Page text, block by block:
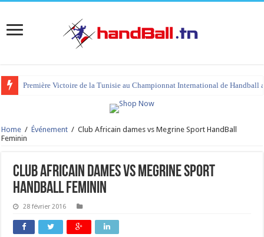
Première Victoire de la Tunisie au Championnat International de Handball
Home / Événement / Club Africain dames vs Megrine Sport HandBall
Feminin
Club Africain dames vs Megrine Sport
HandBall Feminin
28 février 2016